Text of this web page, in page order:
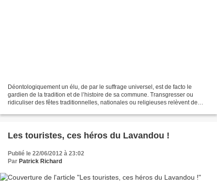
Déontologiquement un élu, de par le suffrage universel, est de facto le
gardien de la tradition et de l’histoire de sa commune. Transgresser ou
ridiculiser des fêtes traditionnelles, nationales ou religieuses relèvent de
Les touristes, ces héros du Lavandou !
Publié le 22/06/2012 à 23:02
Par Patrick Richard